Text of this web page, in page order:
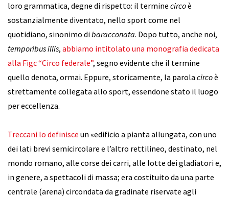
loro grammatica, degne di rispetto: il termine circoè
sostanzialmente diventato, nello sport come nel
quotidiano, sinonimo dibaracconata. Dopo tutto, anche noi,
temporibus illis, abbiamo intitolato una monografia dedicata
alla Figc “Circo federale”, segno evidente che il termine
quello denota, ormai. Eppure, storicamente, la parola circoè
strettamente collegata allo sport, essendone stato il luogo
per eccellenza.
Treccani lo definisce un «edificio a pianta allungata, con uno
dei lati brevi semicircolare e l’altro rettilineo, destinato, nel
mondo romano, alle corse dei carri, alle lotte dei gladiatori e,
in genere, a spettacoli di massa; era costituito da una parte
centrale (arena) circondata da gradinate riservate agli